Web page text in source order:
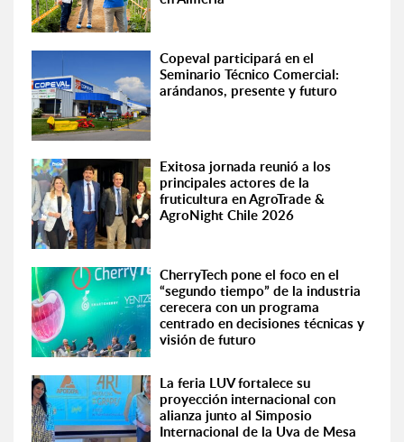
Copeval participará en el
Seminario Técnico Comercial:
arándanos, presente y futuro
Exitosa jornada reunió a los
principales actores de la
fruticultura en AgroTrade &
AgroNight Chile 2026
CherryTech pone el foco en el
“segundo tiempo” de la industria
cerecera con un programa
centrado en decisiones técnicas y
visión de futuro
La feria LUV fortalece su
proyección internacional con
alianza junto al Simposio
Internacional de la Uva de Mesa